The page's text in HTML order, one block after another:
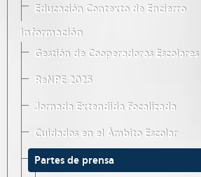
Educación Contexto de Encierro
Información
Gestión de Cooperadoras Escolares
ReNPE 2025
Jornada Extendida Focalizada
Cuidados en el Ámbito Escolar
Partes de prensa